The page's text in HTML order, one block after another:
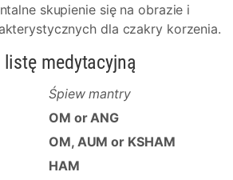
skupienie się na obrazie i
dla czakry korzenia.
medytacyjną
Śpiew mantry
OM or ANG
OM, AUM or KSHAM
HAM